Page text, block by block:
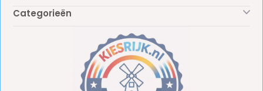
Categorieën